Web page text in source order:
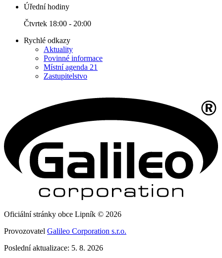
Úřední hodiny
Čtvrtek 18:00 - 20:00
Rychlé odkazy
Aktuality
Povinné informace
Místní agenda 21
Zastupitelstvo
Oficiální stránky obce Lipník © 2026
Provozovatel Galileo Corporation s.r.o.
Poslední aktualizace: 5. 8. 2026